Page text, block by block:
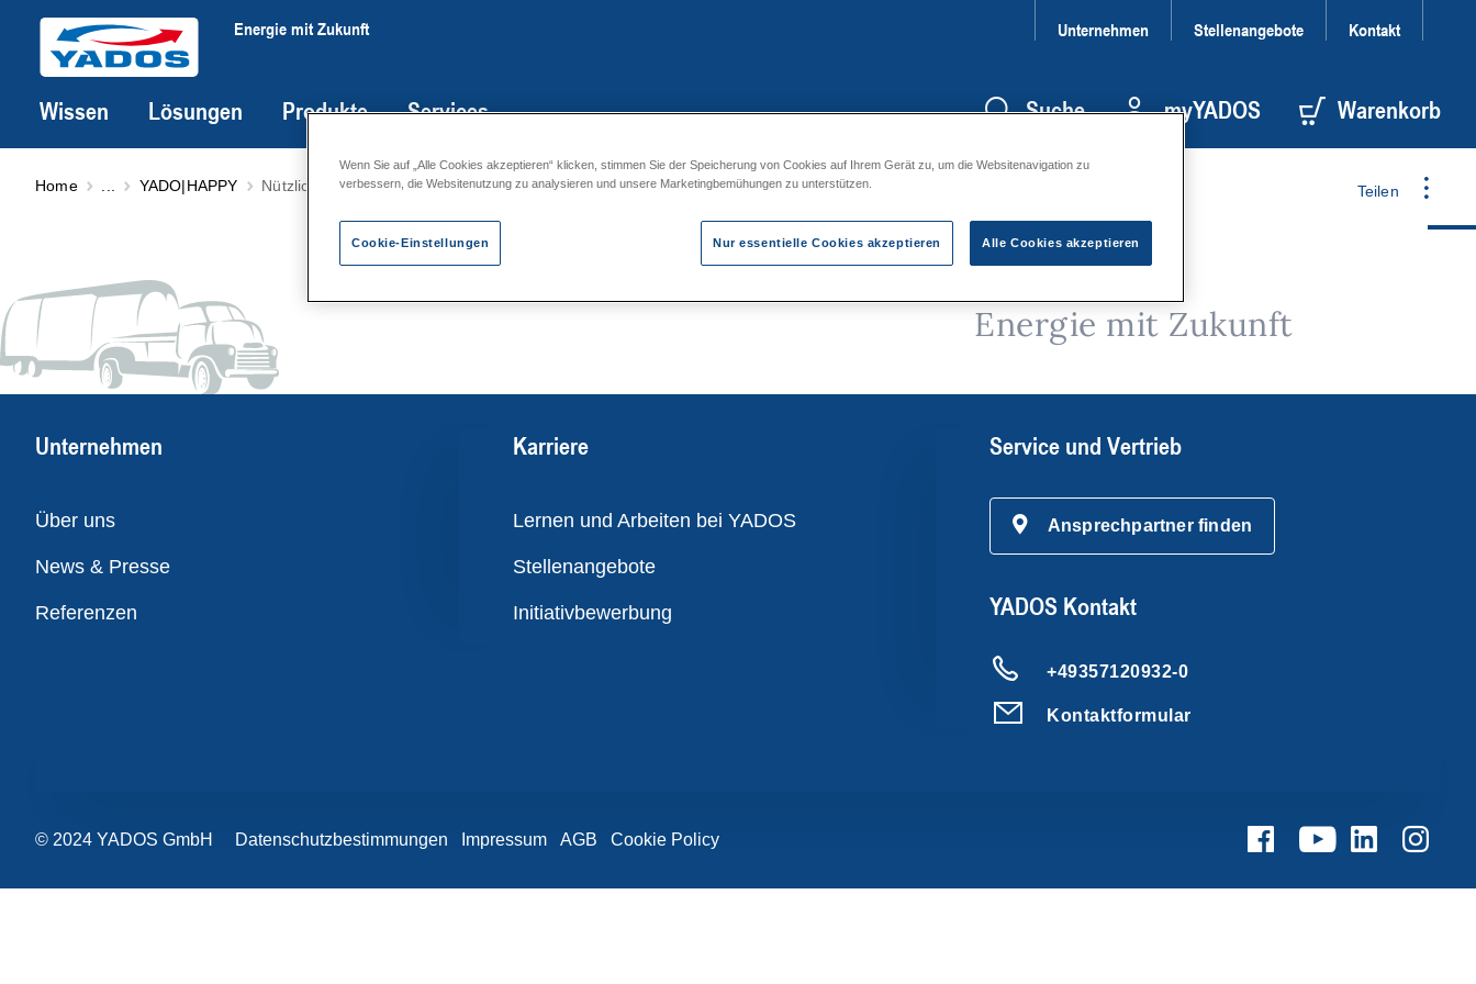
Energie mit Zukunft
Wissen Lösungen Produkte Services
Unternehmen Stellenangebote Kontakt
Suche myYADOS Warenkorb
Teilen
Home YADO|HAPPY Nützliche Dinge für Büro, Baustelle und Zuhause
Energie mit Zukunft
Unternehmen
Übersicht
Über uns
News & Presse
Referenzen
Karriere
Übersicht
Lernen und Arbeiten bei YADOS
Stellenangebote
Initiativbewerbung
Service und Vertrieb
Ansprechpartner finden
YADOS Kontakt
+49357120932-0
Kontaktformular
© 2024 YADOS GmbH Datenschutzbestimmungen Impressum AGB Cookie Policy
Wenn Sie auf „Alle Cookies akzeptieren“ klicken, stimmen Sie der Speicherung von Cookies auf Ihrem Gerät zu, um die Websitenavigation zu
verbessern, die Websitenutzung zu analysieren und unsere Marketingbemühungen zu unterstützen.
Cookie-Einstellungen Nur essentielle Cookies akzeptieren Alle Cookies akzeptieren